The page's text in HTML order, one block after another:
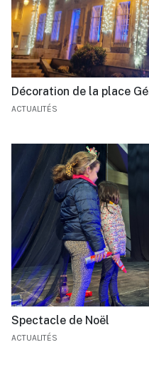
Décoration de la place
ACTUALITÉS
Spectacle de Noël
ACTUALITÉS